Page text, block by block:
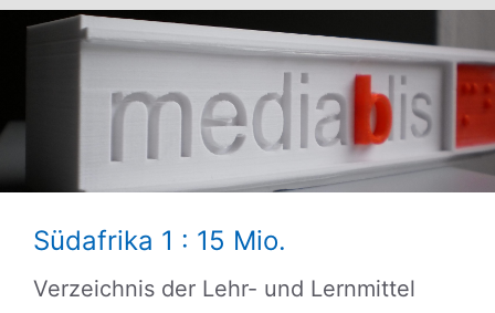
Südafrika 1 : 15 Mio.
Verzeichnis der Lehr- und Lernmittel